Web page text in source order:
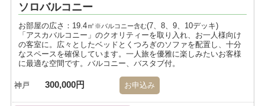
ソロバルコニー
お部屋の広さ：19.4㎡ ※バルコニー含む(7、8、9、10デッキ)
「アスカバルコニー」のクオリティーを取り入れ、お一人様向け
の客室に。広々としたベッドとくつろぎのソファを配置し、十分
なスペースを確保しています。一人旅を優雅に楽しみたいお客様
に最適な空間です。バルコニー、バスタブ付。
神戸 300,000円 お申込み